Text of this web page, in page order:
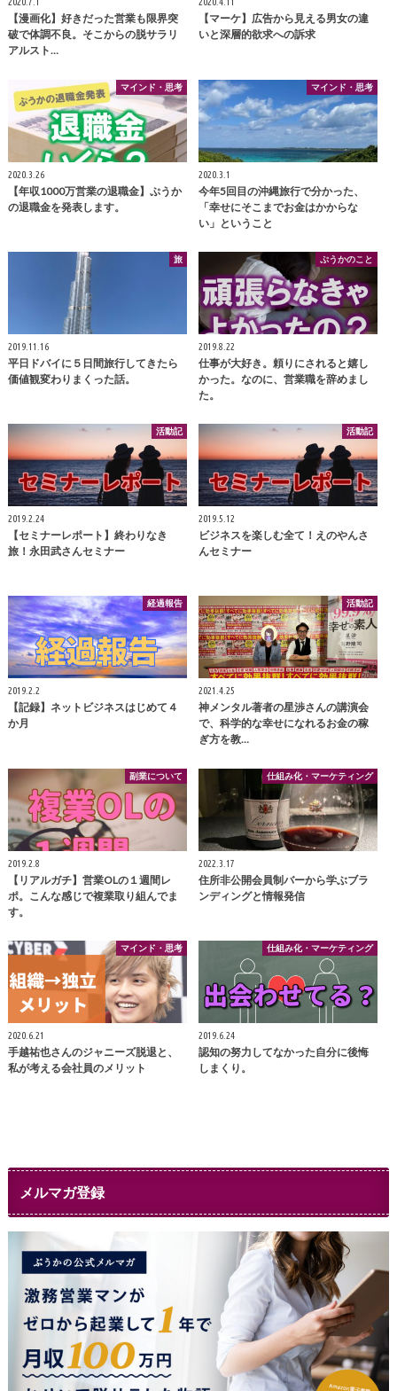
【漫画化】好きだった営業も限界突
破で体調不良。そこからの脱サラリ
アルスト…
【マーケ】広告から見える男女の違
いと深層的欲求への訴求
マインド・思考
2020.3.26
【年収1000万営業の退職金】ぷうか
の退職金を発表します。
マインド・思考
2020.3.1
今年5回目の沖縄旅行で分かった、
「幸せにそこまでお金はかからな
い」ということ
旅
2019.11.16
平日ドバイに５日間旅行してきたら
価値観変わりまくった話。
ぷうかのこと
2019.8.22
仕事が大好き。頼りにされると嬉し
かった。なのに、営業職を辞めまし
た。
活動記
2019.2.24
【セミナーレポート】終わりなき
旅！永田武さんセミナー
活動記
2019.5.12
ビジネスを楽しむ全て！えのやんさ
んセミナー
経過報告
2019.2.2
【記録】ネットビジネスはじめて４
か月
活動記
2021.4.25
神メンタル著者の星渉さんの講演会
で、科学的な幸せになれるお金の稼
ぎ方を教…
副業について
2019.2.8
【リアルガチ】営業OLの１週間レ
ポ。こんな感じで複業取り組んでま
す。
仕組み化・マーケティング
2022.3.17
住所非公開会員制バーから学ぶブラ
ンディングと情報発信
マインド・思考
2020.6.21
手越祐也さんのジャニーズ脱退と、
私が考える会社員のメリット
仕組み化・マーケティング
2019.6.24
認知の努力してなかった自分に後悔
しまくり。
メルマガ登録